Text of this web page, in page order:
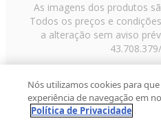
As imagens dos produtos
Todos os preços e
a alteração sem aviso
Paulo/SP, CEP 02029-001,
2013 Fast Shop - Todos
Nós utilizamos cookies para
experiência de navegação em
Política de Privacidade